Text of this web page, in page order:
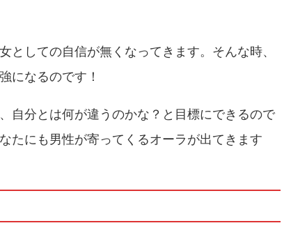
としての自信が無くなってきます。そんな時、
になるのです！
自分とは何が違うのかな？と目標にできるので
たにも男性が寄ってくるオーラが出てきます